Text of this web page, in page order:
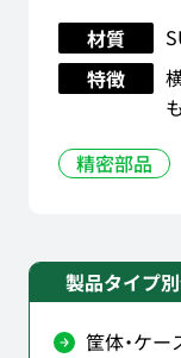
材質
特徴
精密部品
製品タイプ
筐体・ケー